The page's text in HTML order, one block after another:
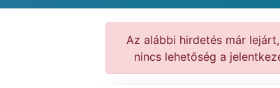
Az alábbi hirdetés már
nincs lehetőség a